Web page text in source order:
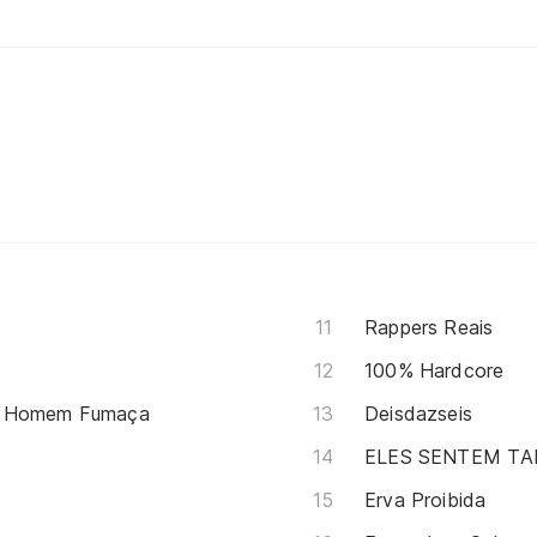
Fumaça
Rappers Reais
100% Hardcore
Deisdazseis
ELES SENTEM
Erva Proibida